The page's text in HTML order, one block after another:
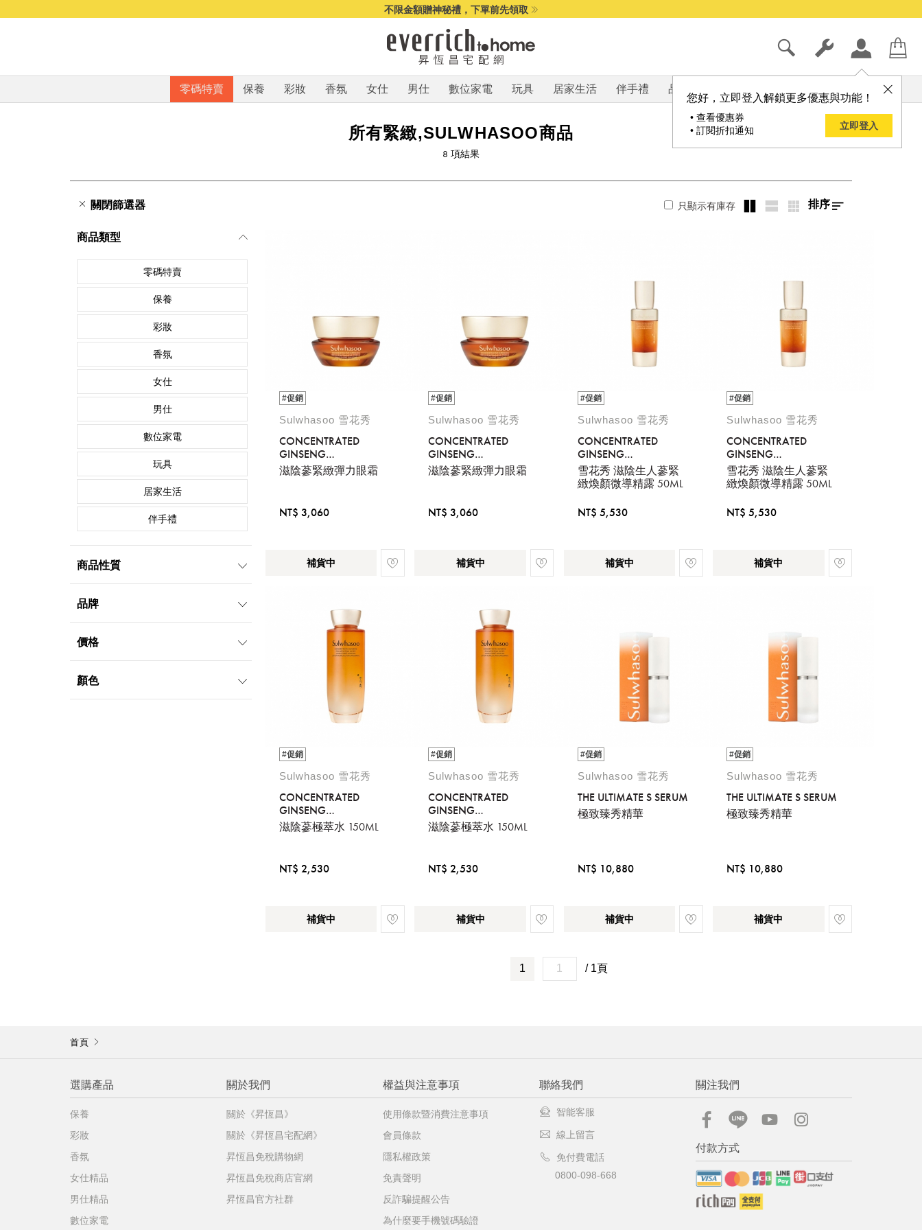
不限金額贈神秘禮，下單前先領取
您好，立即登入解鎖更多優惠與功能！
• 查看優惠券
• 訂閱折扣通知
立即登入
零碼特賣 保養 彩妝 香氛 女仕 男仕 數位家電 玩具 居家生活 伴手禮 品牌
所有緊緻,SULWHASOO商品
8 項結果
關閉篩選器 只顯示有庫存 排序
商品類型
零碼特賣
保養
彩妝
香氛
女仕
男仕
數位家電
玩具
居家生活
伴手禮
商品性質
品牌
價格
顏色
#促銷
Sulwhasoo 雪花秀
CONCENTRATED
GINSENG
REJUVENATING EYE
CREAM
滋陰蔘緊緻彈力眼霜
NT$ 3,060
補貨中
#促銷
Sulwhasoo 雪花秀
CONCENTRATED
GINSENG
REJUVENATING EYE
CREAM
滋陰蔘緊緻彈力眼霜
NT$ 3,060
補貨中
#促銷
Sulwhasoo 雪花秀
CONCENTRATED
GINSENG
REJUVENATING SERUM
50ML
雪花秀 滋陰生人蔘緊
緻煥顏微導精露 50ML
NT$ 5,530
補貨中
#促銷
Sulwhasoo 雪花秀
CONCENTRATED
GINSENG
REJUVENATING SERUM
50ML
雪花秀 滋陰生人蔘緊
緻煥顏微導精露 50ML
NT$ 5,530
補貨中
#促銷
Sulwhasoo 雪花秀
CONCENTRATED
GINSENG
REJUVENATING
WATER 150ML
滋陰蔘極萃水 150ML
NT$ 2,530
補貨中
#促銷
Sulwhasoo 雪花秀
CONCENTRATED
GINSENG
REJUVENATING
WATER 150ML
滋陰蔘極萃水 150ML
NT$ 2,530
補貨中
#促銷
Sulwhasoo 雪花秀
THE ULTIMATE S SERUM
極致臻秀精華
NT$ 10,880
補貨中
#促銷
Sulwhasoo 雪花秀
THE ULTIMATE S SERUM
極致臻秀精華
NT$ 10,880
補貨中
1 / 1頁
首頁
選購產品
保養
彩妝
香氛
女仕精品
男仕精品
數位家電
關於我們
關於《昇恆昌》
關於《昇恆昌宅配網》
昇恆昌免稅購物網
昇恆昌免稅商店官網
昇恆昌官方社群
權益與注意事項
使用條款暨消費注意事項
會員條款
隱私權政策
免責聲明
反詐騙提醒公告
為什麼要手機號碼驗證
聯絡我們
智能客服
線上留言
免付費電話
0800-098-668
關注我們
付款方式